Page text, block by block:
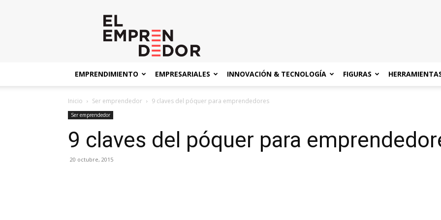
Emprendedor
EMPRENDIMIENTO EMPRESARIALES INNOVACIÓN & TECNOLOGÍA FIGURAS
Inicio Ser emprendedor 9 claves del póquer para emprendedores
Ser emprendedor
9 claves del póquer para
20 octubre, 2015